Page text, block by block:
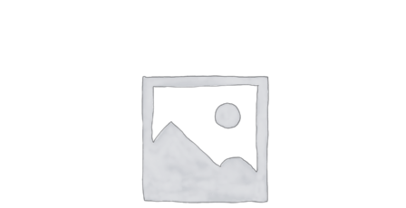
SHTOJE NË SHPORTË